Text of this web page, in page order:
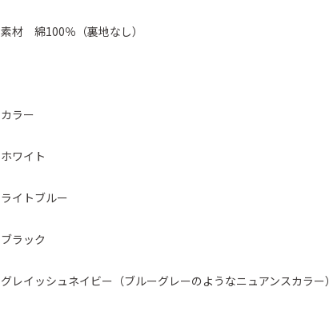
素材 綿100％（裏地なし）
カラー
ホワイト
ライトブルー
ブラック
グレイッシュネイビー（ブルーグレーのようなニュアンスカラー）